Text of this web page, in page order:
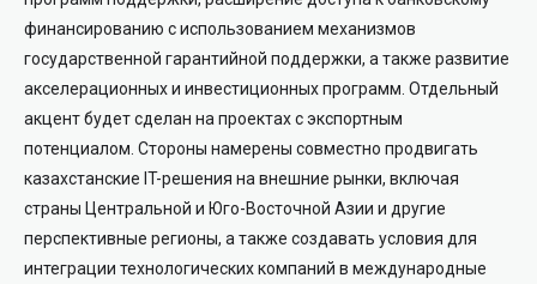
финансированию с использованием механизмов
государственной гарантийной поддержки, а также развитие
акселерационных и инвестиционных программ. Отдельный
акцент будет сделан на проектах с экспортным
потенциалом. Стороны намерены совместно продвигать
казахстанские IT-решения на внешние рынки, включая
страны Центральной и Юго-Восточной Азии и другие
перспективные регионы, а также создавать условия для
интеграции технологических компаний в международные